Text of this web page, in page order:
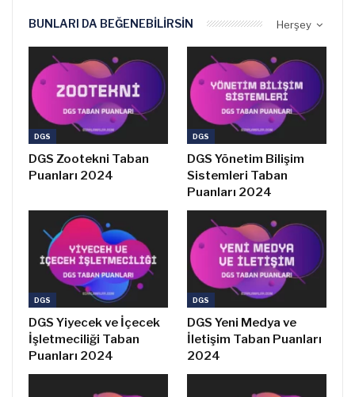
Herşey
BUNLARI DA BEĞENEBILIRSIN
DGS
DGS Zootekni Taban
Puanları 2024
DGS
DGS Yönetim Bilişim
Sistemleri Taban
Puanları 2024
DGS
DGS Yiyecek ve İçecek
İşletmeciliği Taban
Puanları 2024
DGS
DGS Yeni Medya ve
İletişim Taban Puanları
2024